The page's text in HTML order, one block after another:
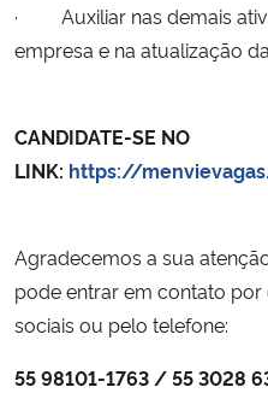
· Auxiliar nas demais
empresa e na atualização
CANDIDATE-SE NO
LINK: https://
Agradecemos a sua
pode entrar em contato
sociais ou pelo telefone:
55 98101-1763 / 55 3028